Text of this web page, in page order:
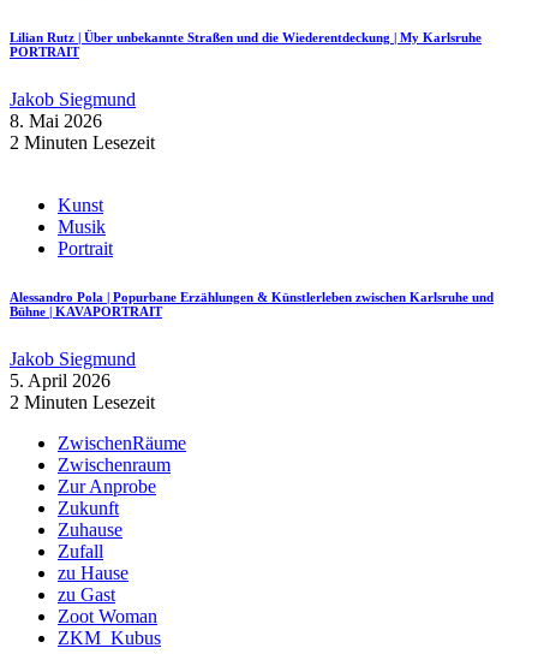
Lilian Rutz | Über unbekannte Straßen und die Wiederentdeckung | My Karlsruhe
PORTRAIT
Jakob Siegmund
8. Mai 2026
2 Minuten Lesezeit
Kunst
Musik
Portrait
Alessandro Pola | Popurbane Erzählungen & Künstlerleben zwischen Karlsruhe und
Bühne | KAVAPORTRAIT
Jakob Siegmund
5. April 2026
2 Minuten Lesezeit
ZwischenRäume
Zwischenraum
Zur Anprobe
Zukunft
Zuhause
Zufall
zu Hause
zu Gast
Zoot Woman
ZKM_Kubus